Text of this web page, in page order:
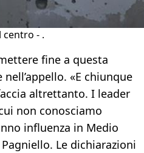
centro - .
fine a questa
«E chiunque
altrettanto. I leader
non conosciamo
influenza in Medio
Le dichiarazioni